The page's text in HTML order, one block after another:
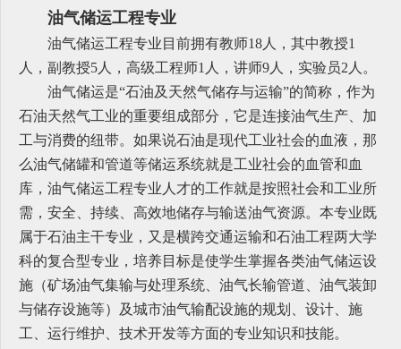
油气储运工程专业
油气储运工程专业目前拥有教师18人，其中教授1
人，副教授5人，高级工程师1人，讲师9人，实验员2人。
油气储运是“石油及天然气储存与运输”的简称，作为
石油天然气工业的重要组成部分，它是连接油气生产、加
工与消费的纽带。如果说石油是现代工业社会的血液，那
么油气储罐和管道等储运系统就是工业社会的血管和血
库，油气储运工程专业人才的工作就是按照社会和工业所
需，安全、持续、高效地储存与输送油气资源。本专业既
属于石油主干专业，又是横跨交通运输和石油工程两大学
科的复合型专业，培养目标是使学生掌握各类油气储运设
施（矿场油气集输与处理系统、油气长输管道、油气装卸
与储存设施等）及城市油气输配设施的规划、设计、施
工、运行维护、技术开发等方面的专业知识和技能。